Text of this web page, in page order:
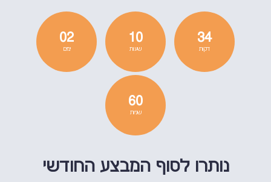
02
ימים
10
שעות
34
דקות
60
שניות
נותרו לסוף המבצע החודשי